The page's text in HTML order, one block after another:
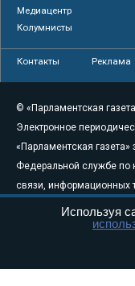
Медиацентр
Колумнисты
Контакты Реклама
© «Парламентская
Электронное
«Парламентская газета»
Федеральной службе по
связи, информационных
августа 2011 года. 18+
Свидетельство о
Используя